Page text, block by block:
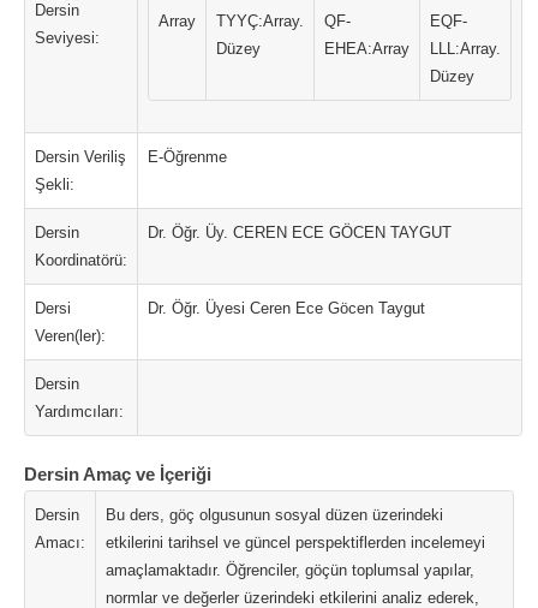
Dersin
Seviyesi:
Array
TYYÇ:Array.
Düzey
QF-
EHEA:Array
EQF-
LLL:Array.
Düzey
Dersin Veriliş
Şekli:
E-Öğrenme
Dersin
Koordinatörü:
Dr. Öğr. Üy. CEREN ECE GÖCEN TAYGUT
Dersi
Veren(ler):
Dr. Öğr. Üyesi Ceren Ece Göcen Taygut
Dersin
Yardımcıları:
Dersin Amaç ve İçeriği
Dersin
Amacı:
Bu ders, göç olgusunun sosyal düzen üzerindeki
etkilerini tarihsel ve güncel perspektiflerden incelemeyi
amaçlamaktadır. Öğrenciler, göçün toplumsal yapılar,
normlar ve değerler üzerindeki etkilerini analiz ederek,